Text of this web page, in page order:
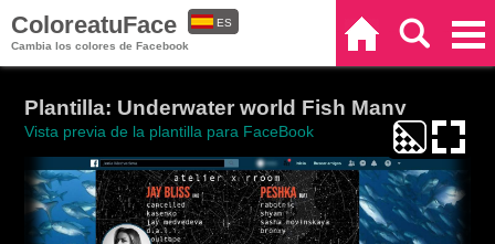
ColoreatuFace
Cambia los colores de Facebook
ES
Plantilla: Underwater world Fish Many
Vista previa de la plantilla para FaceBook